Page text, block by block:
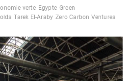
verte Egypte Green
Tarek El-Araby Zero Carbon Ventures